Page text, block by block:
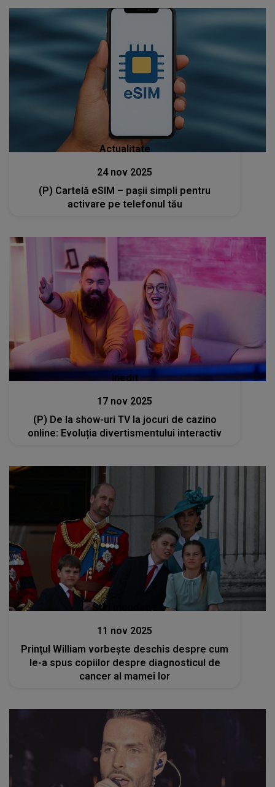
Actualitate
24 nov 2025
(P) Cartelă eSIM – pașii simpli pentru
activare pe telefonul tău
Inedit
17 nov 2025
(P) De la show-uri TV la jocuri de cazino
online: Evoluția divertismentului interactiv
Stiri mondene
11 nov 2025
Prinţul William vorbeşte deschis despre cum
le-a spus copiilor despre diagnosticul de
cancer al mamei lor